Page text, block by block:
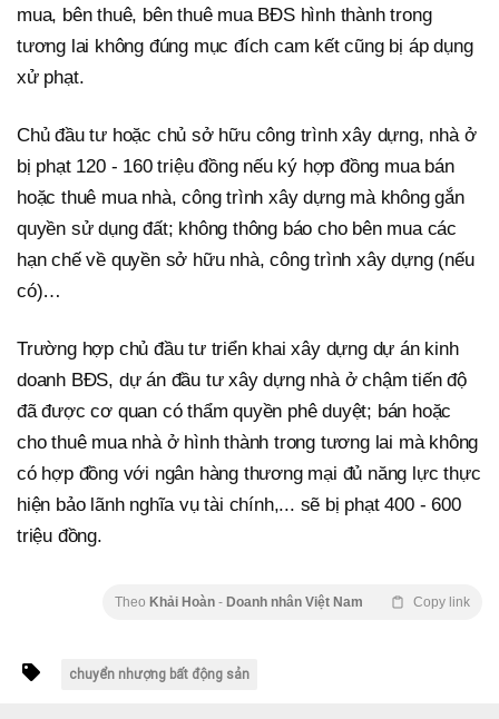
mua, bên thuê, bên thuê mua BĐS hình thành trong
tương lai không đúng mục đích cam kết cũng bị áp dụng
xử phạt.
Chủ đầu tư hoặc chủ sở hữu công trình xây dựng, nhà ở
bị phạt 120 - 160 triệu đồng nếu ký hợp đồng mua bán
hoặc thuê mua nhà, công trình xây dựng mà không gắn
quyền sử dụng đất; không thông báo cho bên mua các
hạn chế về quyền sở hữu nhà, công trình xây dựng (nếu
có)…
Trường hợp chủ đầu tư triển khai xây dựng dự án kinh
doanh BĐS, dự án đầu tư xây dựng nhà ở chậm tiến độ
đã được cơ quan có thẩm quyền phê duyệt; bán hoặc
cho thuê mua nhà ở hình thành trong tương lai mà không
có hợp đồng với ngân hàng thương mại đủ năng lực thực
hiện bảo lãnh nghĩa vụ tài chính,... sẽ bị phạt 400 - 600
triệu đồng.
Theo Khải Hoàn - Doanh nhân Việt Nam Copy link
chuyển nhượng bất động sản